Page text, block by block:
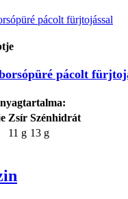
pácolt
Zsír Szénhidrát
11 g 13 g